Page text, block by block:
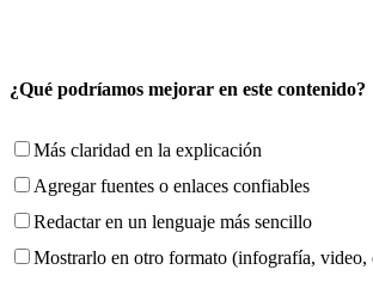
¿Qué podríamos mejorar en este contenido?
Más claridad en la explicación
Agregar fuentes o enlaces confiables
Redactar en un lenguaje más sencillo
Mostrarlo en otro formato (infografía, video,